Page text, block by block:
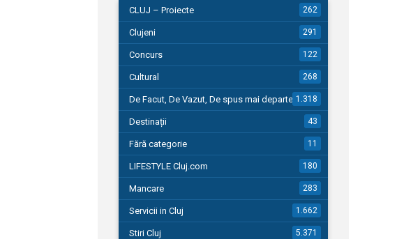
CLUJ – Proiecte 262
Clujeni 291
Concurs 122
Cultural 268
De Facut, De Vazut, De spus mai departe…1.318
Destinații 43
Fără categorie 11
LIFESTYLE Cluj.com 180
Mancare 283
Servicii in Cluj 1.662
Stiri Cluj 5.371